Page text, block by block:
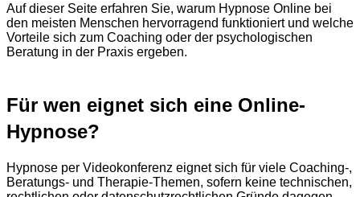
Auf dieser Seite erfahren Sie, warum Hypnose Online bei
den meisten Menschen hervorragend funktioniert und welche
Vorteile sich zum Coaching oder der psychologischen
Beratung in der Praxis ergeben.
Für wen eignet sich eine Online-
Hypnose?
Hypnose per Videokonferenz eignet sich für viele Coaching-,
Beratungs- und Therapie-Themen, sofern keine technischen,